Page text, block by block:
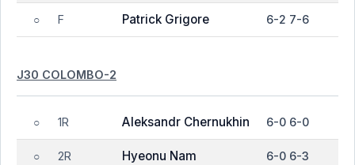
○ F Patrick Grigore 6-2 7-6
J30 COLOMBO-2
○ 1R Aleksandr Chernukhin 6-0 6-0
○ 2R Hyeonu Nam 6-0 6-3